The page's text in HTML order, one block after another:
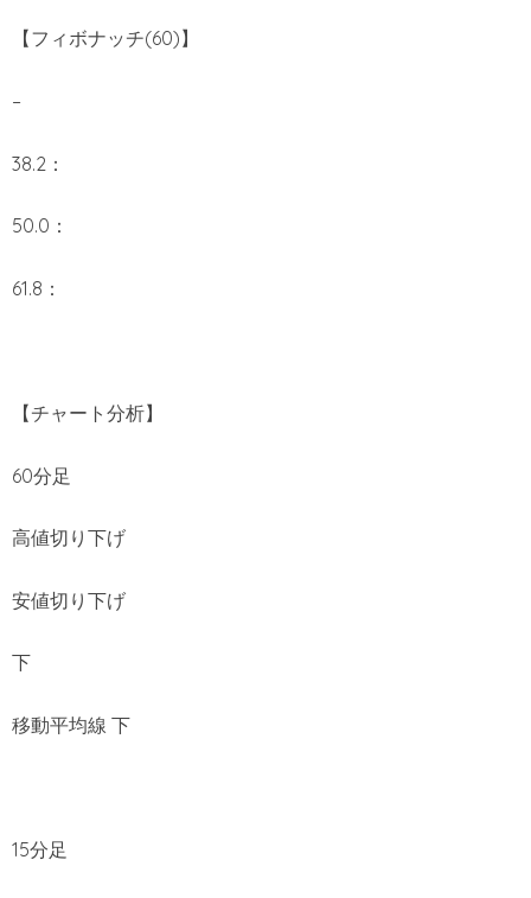
【フィボナッチ(60)】
–
38.2：
50.0：
61.8：
【チャート分析】
60分足
高値切り下げ
安値切り下げ
下
移動平均線 下
15分足